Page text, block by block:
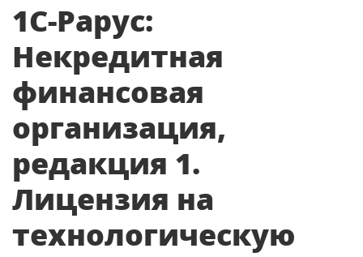
1С-Рарус:
Некредитная
финансовая
организация,
редакция 1.
Лицензия на
технологическую